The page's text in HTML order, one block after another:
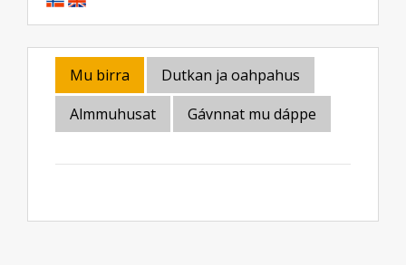
Mu birra
Dutkan ja oahpahus
Almmuhusat
Gávnnat mu dáppe